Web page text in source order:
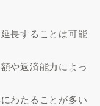
長することは可能
や返済能力によっ
わたることが多い